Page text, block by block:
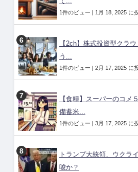
1件のビュー | 1月 18, 2025 に
【2ch】株式投資型クラ
う...
1件のビュー | 2月 17, 2025 に
【食糧】スーパーのコ
備蓄米...
1件のビュー | 3月 17, 2025 に
トランプ大統領、ウクラ
唆か？